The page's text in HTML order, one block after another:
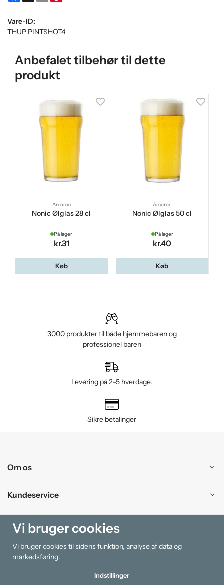
Vare-ID:
THUP PINTSHOT4
Anbefalet tilbehør til dette
produkt
Arcoroc
Nonic Ølglas 28 cl
På lager
kr.31
Køb
Arcoroc
Nonic Ølglas 50 cl
På lager
kr.40
Køb
3000 produkter til både hjemmebaren og
professionel baren
Levering på 2–5 hverdage.
Sikre betalinger
Om os
Kundeservice
Handle ind
Information
Vi bruger cookies
Vi bruger cookies til sidens funktion, analyse af data og
markedsføring.
Indstillinger